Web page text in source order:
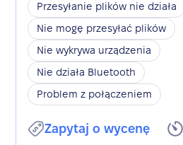
Przesyłanie plików nie działa
Nie mogę przesyłać plików
Nie wykrywa urządzenia
Nie działa Bluetooth
Problem z połączeniem
Zapytaj o wycenę